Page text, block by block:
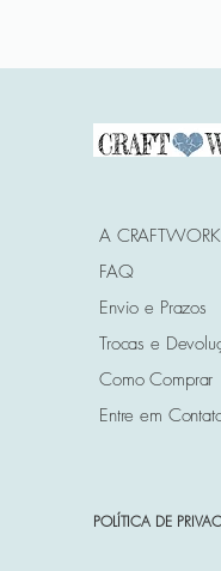
A CRAFTWORK
FAQ
Envio e Prazos
Trocas e
Como Comprar
Entre em
POLÍTICA DE